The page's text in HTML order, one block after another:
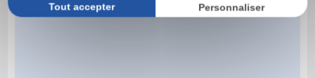
Tout accepter Personnaliser